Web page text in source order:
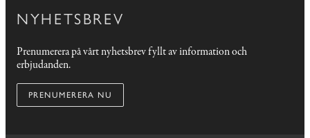
NYHETSBREV
Prenumerera på vårt nyhetsbrev fyllt av information och
erbjudanden.
PRENUMERERA NU